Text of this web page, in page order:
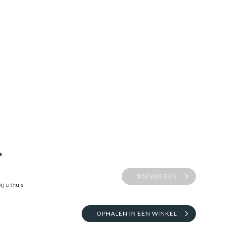
u thuis
TOEVOEGEN
OPHALEN IN EEN WINKEL